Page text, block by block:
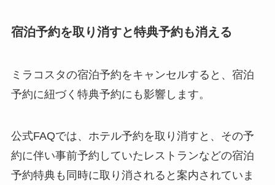
宿泊予約を取り消すと特典予約も消える
ミラコスタの宿泊予約をキャンセルすると、宿泊
予約に紐づく特典予約にも影響します。
公式FAQでは、ホテル予約を取り消すと、その予
約に伴い事前予約していたレストランなどの宿泊
予約特典も同時に取り消されると案内されていま